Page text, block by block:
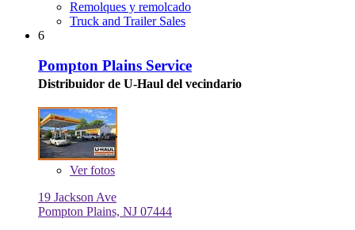
Remolques y remolcado
Truck and Trailer Sales
6
Pompton Plains Service
Distribuidor de U-Haul del vecindario
Verfotos
19 Jackson Ave
Pompton Plains, NJ 07444